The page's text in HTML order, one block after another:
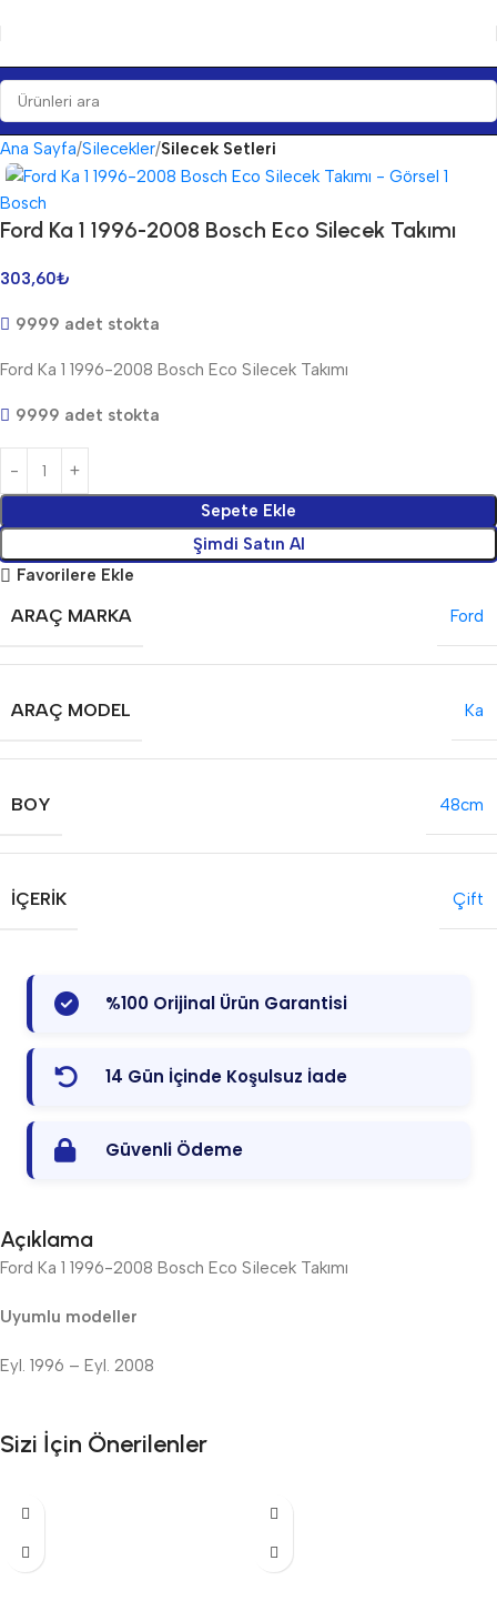
Ana Sayfa Silecekler Silecek Setleri
Bosch
Ford Ka 1 1996-2008 Bosch Eco Silecek Takımı
303,60₺
9999 adet stokta
Ford Ka 1 1996-2008 Bosch Eco Silecek Takımı
9999 adet stokta
Sepete Ekle
Şimdi Satın Al
Favorilere Ekle
ARAÇ MARKA Ford
ARAÇ MODEL Ka
BOY 48cm
İÇERIK Çift
%100 Orijinal Ürün Garantisi
14 Gün İçinde Koşulsuz İade
Güvenli Ödeme
Açıklama
Ford Ka 1 1996-2008 Bosch Eco Silecek Takımı
Uyumlu modeller
Eyl. 1996 – Eyl. 2008
Sizi İçin Önerilenler